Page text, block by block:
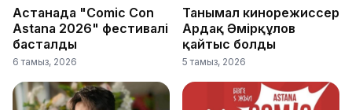
Астанада "Comic Con
Astana 2026" фестивалі
басталды
6 тамыз, 2026
Танымал кинорежиссер
Ардақ Әмірқұлов
қайтыс болды
5 тамыз, 2026